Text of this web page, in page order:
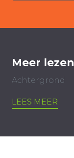
Meer
Achtergrond
LEES MEER